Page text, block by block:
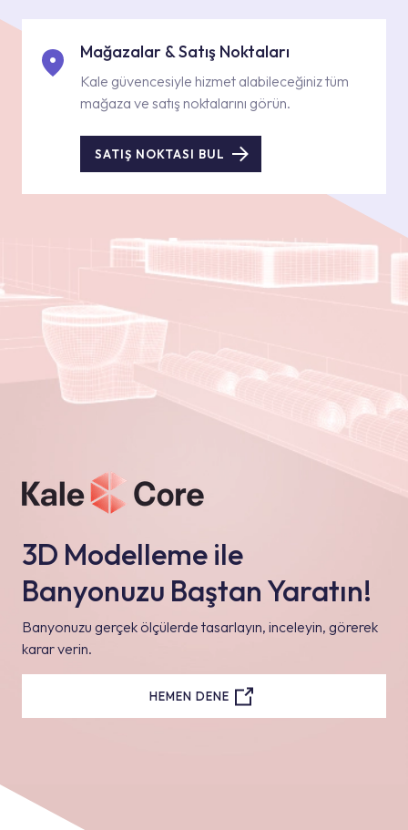
Mağazalar & Satış Noktaları
Kale güvencesiyle hizmet alabileceğiniz tüm
mağaza ve satış noktalarını görün.
SATIŞ NOKTASI BUL
3D Modelleme ile
Banyonuzu Baştan Yaratın!
Banyonuzu gerçek ölçülerde tasarlayın, inceleyin, görerek
karar verin.
HEMEN DENE